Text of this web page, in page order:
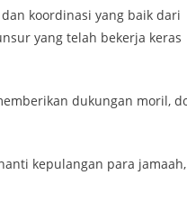
koordinasi yang baik dari
yang telah bekerja keras
dukungan moril,
kepulangan para jamaah,